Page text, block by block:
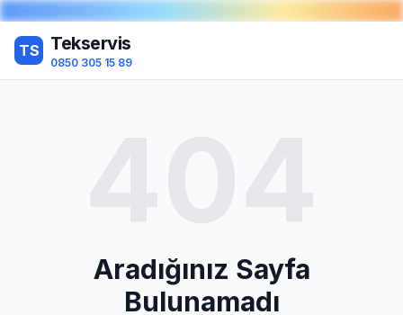
TS Tekservis
0850 305 15 89
Aradığınız Sayfa
Bulunamadı